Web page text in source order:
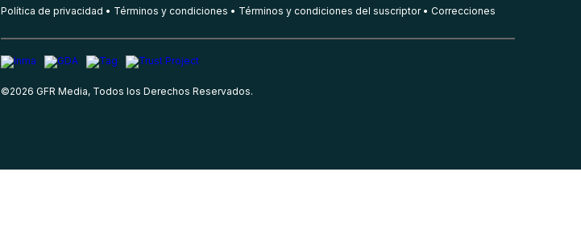
Política de privacidad Términos y condiciones Términos y condiciones del suscriptor Correcciones
©2026 GFR Media, Todos los Derechos Reservados.